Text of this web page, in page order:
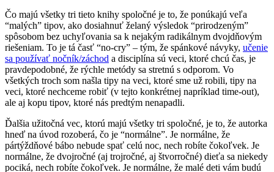
Čo majú všetky tri tieto knihy spoločné je to, že ponúkajú veľa
“malých” tipov, ako dosiahnuť želaný výsledok “prirodzeným”
spôsobom bez uchyľovania sa k nejakým radikálnym dvojdňovým
riešeniam. To je tá časť “no-cry” – tým, že spánkové návyky, učenie
sa používať nočník/záchod a disciplína sú veci, ktoré chcú čas, je
pravdepodobné, že rýchle metódy sa stretnú s odporom. Vo
všetkých troch som našla tipy na veci, ktoré sme už robili, tipy na
veci, ktoré nechceme robiť (v tejto konkrétnej napríklad time-out),
ale aj kopu tipov, ktoré nás predtým nenapadli.
Ďalšia užitočná vec, ktorú majú všetky tri spoločné, je to, že autorka
hneď na úvod rozoberá, čo je “normálne”. Je normálne, že
pártýždňové bábo nebude spať celú noc, nech robíte čokoľvek. Je
normálne, že dvojročné (aj trojročné, aj štvorročné) dieťa sa niekedy
pociká, nech robíte čokoľvek. Je normálne, že malé deti vám budú